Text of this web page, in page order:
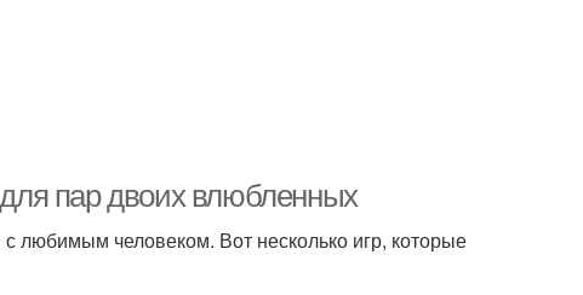
пар двоих влюбленных
любимым человеком. Вот несколько игр, которые